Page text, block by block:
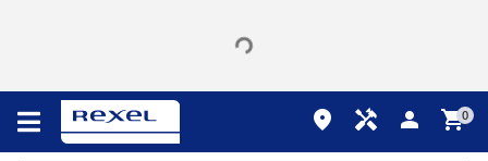
place handyman person shopping_cart0